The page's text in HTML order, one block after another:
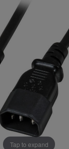
Tap to expand